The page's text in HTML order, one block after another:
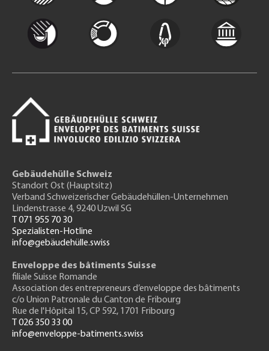
Gebäudehülle Schweiz
Standort Ost (Hauptsitz)
Verband Schweizerischer Gebäudehüllen-Unternehmen
Lindenstrasse 4, 9240 Uzwil SG
T 071 955 70 30
Spezialisten-Hotline
info@gebäudehülle.swiss
Enveloppe des bâtiments Suisse
filiale Suisse Romande
Association des entrepreneurs d’enveloppe des bâtiments
c/o Union Patronale du Canton de Fribourg
Rue de l'Hôpital 15, CP 592, 1701 Fribourg
T 026 350 33 00
info@enveloppe-batiments.swiss